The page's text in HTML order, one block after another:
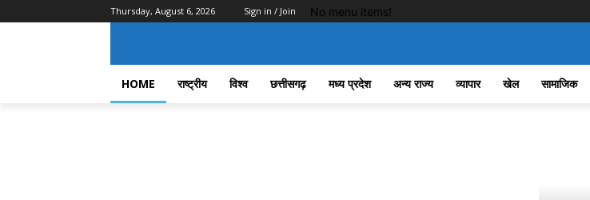
Thursday, August 6, 2026 Sign in / Join No menu items!
HOME राष्ट्रीय विश्व छत्तीसगढ़ मध्य प्रदेश अन्य राज्य व्यापार खेल सामाजिक